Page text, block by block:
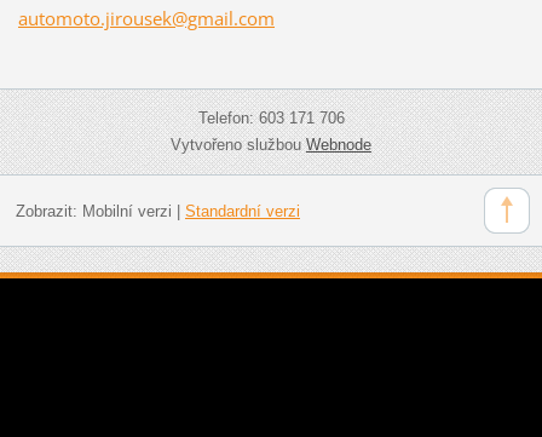
automoto.jirousek@gmail.com
Telefon: 603 171 706
Vytvořeno službouWebnode
Zobrazit: Mobilní verzi Standardní verzi